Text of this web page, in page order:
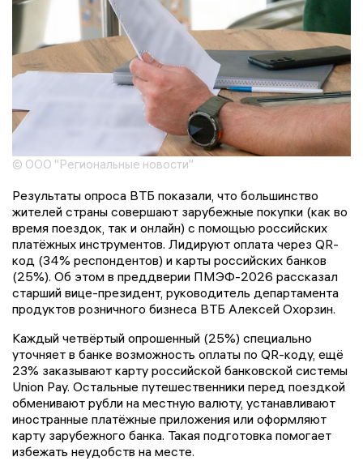
© ООО "Региональные новости"
Результаты опроса ВТБ показали, что большинство
жителей страны совершают зарубежные покупки (как во
время поездок, так и онлайн) с помощью российских
платёжных инструментов. Лидируют оплата через QR-
код (34% респондентов) и карты российских банков
(25%). Об этом в преддверии ПМЭФ-2026 рассказал
старший вице-президент, руководитель департамента
продуктов розничного бизнеса ВТБ Алексей Охорзин.
Каждый четвёртый опрошенный (25%) специально
уточняет в банке возможность оплаты по QR-коду, ещё
23% заказывают карту российской банковской системы
Union Pay. Остальные путешественники перед поездкой
обменивают рубли на местную валюту, устанавливают
иностранные платёжные приложения или оформляют
карту зарубежного банка. Такая подготовка помогает
избежать неудобств на месте.